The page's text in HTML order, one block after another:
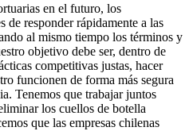
en el futuro, los
de responder rápidamente a las
al mismo tiempo los términos y
objetivo debe ser, dentro de
competitivas justas, hacer
funcionen de forma más segura
Tenemos que trabajar juntos
los cuellos de botella
que las empresas chilenas